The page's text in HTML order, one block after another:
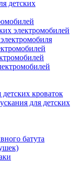
детских
электромобилей
кроваток
для детских
батута